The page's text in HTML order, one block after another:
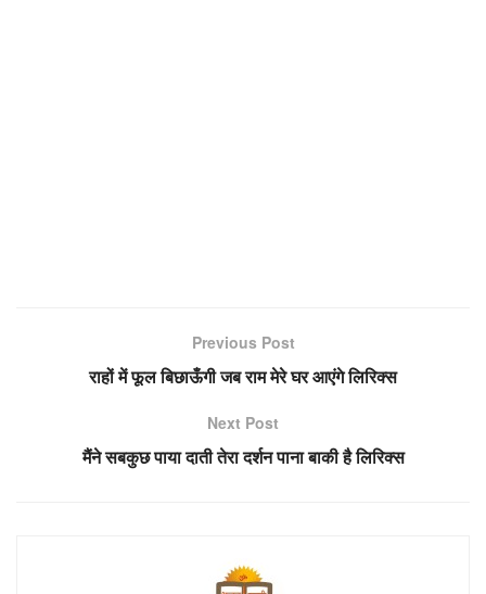
Previous Post
राहों में फूल बिछाऊँगी जब राम मेरे घर आएंगे लिरिक्स
Next Post
मैंने सबकुछ पाया दाती तेरा दर्शन पाना बाकी है लिरिक्स